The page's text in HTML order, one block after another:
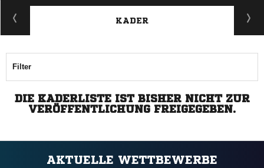
KADER
Filter
DIE KADERLISTE IST BISHER NICHT ZUR
VERÖFFENTLICHUNG FREIGEGEBEN.
AKTUELLE WETTBEWERBE